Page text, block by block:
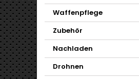
Waffenpflege
Zubehör
Nachladen
Drohnen